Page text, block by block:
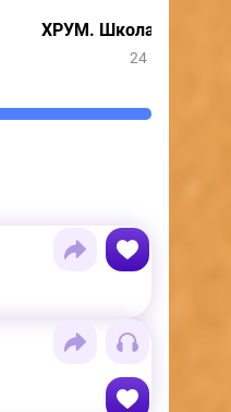
ХРУМ. Школа юного
24 выпуска